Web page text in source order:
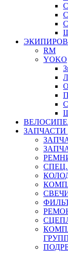
RM
YOKO
ЗАПЧАСТИ